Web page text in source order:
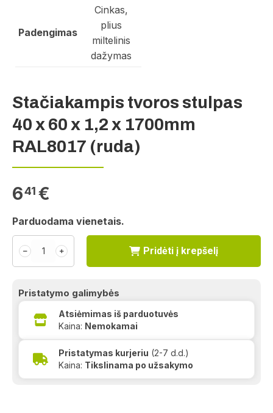
Padengimas
Cinkas,
plius
miltelinis
dažymas
Stačiakampis tvoros stulpas
40 x 60 x 1,2 x 1700mm
RAL8017 (ruda)
641 €
Parduodama vienetais.
﹣ ﹢ Pridėti į krepšelį
Pristatymo galimybės
Atsiėmimas iš parduotuvės
Kaina: Nemokamai
Pristatymas kurjeriu (2-7 d.d.)
Kaina: Tikslinama po užsakymo